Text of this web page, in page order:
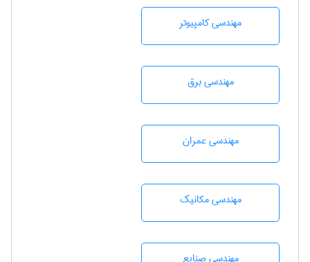
مهندسی كامپيوتر
مهندسی برق
مهندسی عمران
مهندسی مکانیک